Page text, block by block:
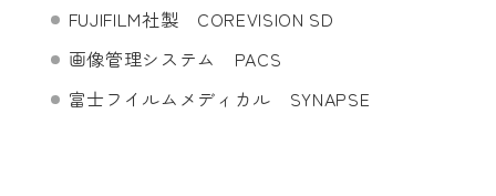
FUJIFILM社製 COREVISION SD
画像管理システム PACS
富士フイルムメディカル SYNAPSE